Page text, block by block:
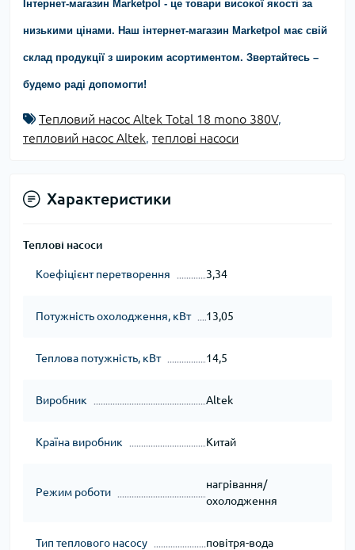
Інтернет-магазин Marketpol - це товари високої якості за
низькими цінами. Наш інтернет-магазин Marketpol має свій
склад продукції з широким асортиментом. Звертайтесь –
будемо раді допомогти!
Тепловий насос Altek Total 18 mono 380V,
тепловий насос Altek теплові насоси
Характеристики
Теплові насоси
Коефіцієнт перетворення 3,34
Потужність охолодження, кВт 13,05
Теплова потужність, кВт 14,5
Виробник Altek
Країна виробник Китай
Режим роботи
нагрівання/
охолодження
Тип теплового насосу повітря-вода